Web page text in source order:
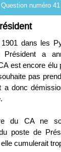
Question numéro
dans les
Président a
est encore élu
pas
a donc
du CA ne
poste de
cumulerait